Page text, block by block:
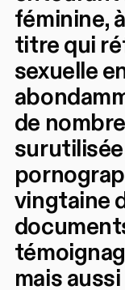
féminine,
titre qui
sexuelle
de
vingtaine
mais